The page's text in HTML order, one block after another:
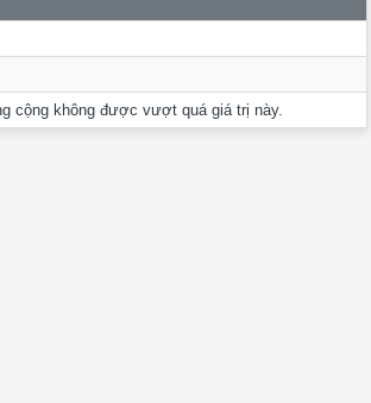
cộng không được vượt quá giá trị này.